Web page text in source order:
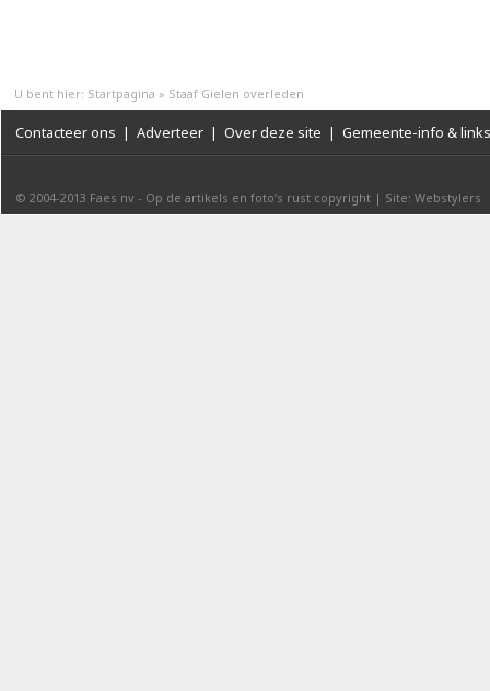
U bent hier: Startpagina » Staaf Gielen overleden
Contacteer ons | Adverteer | Over deze site | Gemeente-info & links
© 2004-2013 Faes nv - Op de artikels en foto’s rust copyright | Site: Webstylers